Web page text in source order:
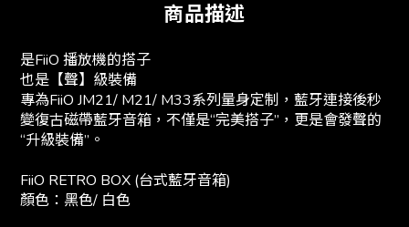
商品描述
是FiiO 播放機的搭子
也是【聲】級裝備
專為FiiO JM21/ M21/ M33系列量身定制，藍牙連接後秒
變復古磁帶藍牙音箱，不僅是“完美搭子”，更是會發聲的
“升級裝備”。
FiiO RETRO BOX (台式藍牙音箱)
顏色：黑色/ 白色